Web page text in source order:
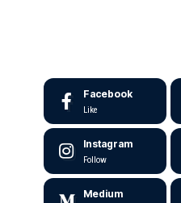
Facebook
Like
Instagram
Follow
Medium